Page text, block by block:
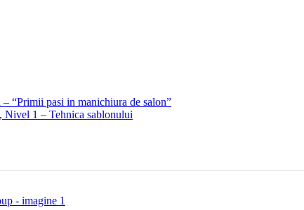
“Primii pasi in manichiura de salon”
Nivel 1 – Tehnica sablonului